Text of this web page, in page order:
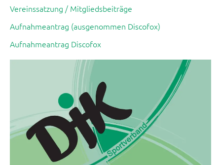
Vereinssatzung / Mitgliedsbeiträge
Aufnahmeantrag (ausgenommen Discofox)
Aufnahmeantrag Discofox